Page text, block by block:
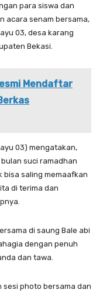
para siswa dan
acara senam bersama,
03, desa karang
Bekasi.
Mendaftar
03) mengatakan,
suci ramadhan
bisa saling memaafkan
di terima dan
di saung Bale abi
dengan penuh
dan tawa.
sesi photo bersama dan